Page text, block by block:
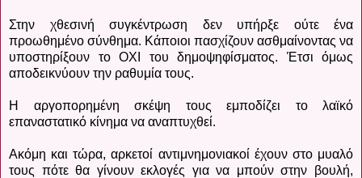
Στην χθεσινή συγκέντρωση δεν υπήρξε ούτε ένα
προωθημένο σύνθημα. Κάποιοι πασχίζουν ασθμαίνοντας να
υποστηρίξουν το ΟΧΙ του δημοψηφίσματος. Έτσι όμως
αποδεικνύουν την ραθυμία τους.
Η αργοπορημένη σκέψη τους εμποδίζει το λαϊκό
επαναστατικό κίνημα να αναπτυχθεί.
Ακόμη και τώρα, αρκετοί αντιμνημονιακοί έχουν στο μυαλό
τους πότε θα γίνουν εκλογές για να μπούν στην βουλή,